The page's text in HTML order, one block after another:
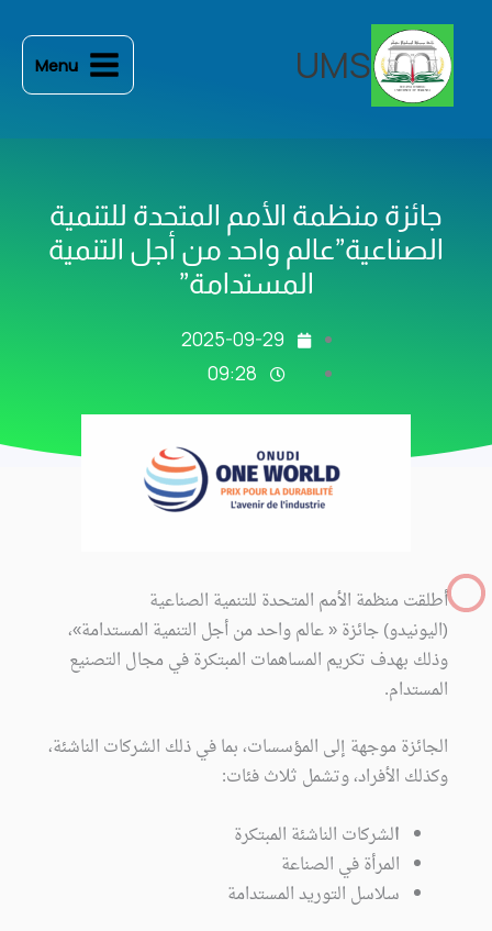
المحتوى
UMS
Menu
جائزة منظمة الأمم المتحدة للتنمية
الصناعية”عالم واحد من أجل التنمية
المستدامة”
2025-09-29
09:28
أطلقت منظمة الأمم المتحدة للتنمية الصناعية
(اليونيدو) جائزة « عالم واحد من أجل التنمية المستدامة»،
وذلك بهدف تكريم المساهمات المبتكرة في مجال التصنيع
المستدام.
الجائزة موجهة إلى المؤسسات، بما في ذلك الشركات الناشئة،
وكذلك الأفراد، وتشمل ثلاث فئات:
الشركات الناشئة المبتكرة
المرأة في الصناعة
سلاسل التوريد المستدامة